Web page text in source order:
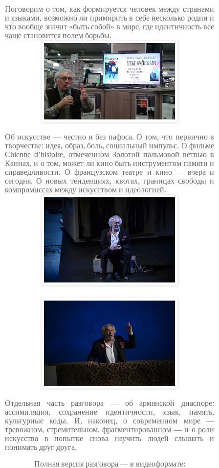
Поговорим о том, как формируется человек между странами
и языками, возможно ли примирить в себе несколько родин и
что вообще значит «быть собой» в мире, где идентичность все
чаще становится полем борьбы.
Об искусстве — честно и без пафоса. О том, что первично в
творчестве: идея, образ, боль, социальный импульс. О фильме
Chienne d’histoire, отмеченном Золотой пальмовой ветвью в
Каннах, и о том, может ли кино быть инструментом памяти и
справедливости. О французском театре и кино — вчера и
сегодня. О новых тенденциях, квотах, границах свободы и
компромиссах между искусством и идеологией.
Отдельная часть разговора — об армянской диаспоре:
ассимиляция, сохранение идентичности, язык, память,
культурные коды. И, наконец, о современном мире —
тревожном, стремительном, фрагментированном — и о роли
искусства в попытке снова научить людей слышать и
понимать друг друга.
Полная версия разговора — в видеоформате: